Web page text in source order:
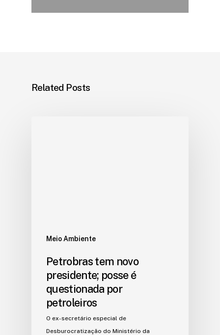
Related Posts
Meio Ambiente
Petrobras tem novo
presidente; posse é
questionada por
petroleiros
O ex-secretário especial de
Desburocratização do Ministério da